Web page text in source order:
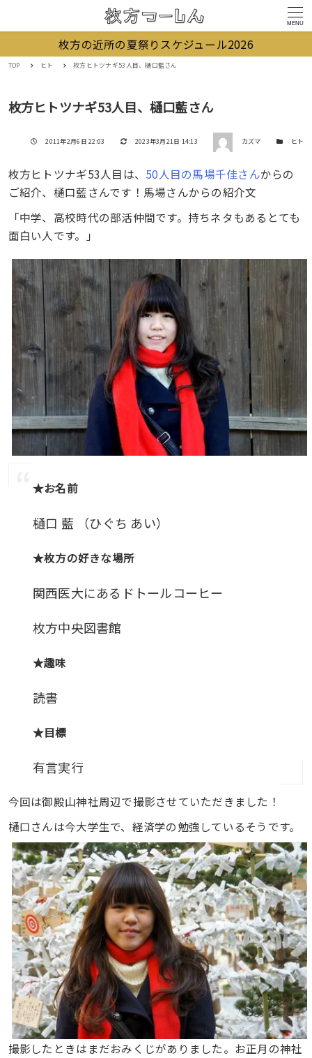
MENU
枚方の近所の夏祭りスケジュール2026
TOP ヒト 枚方ヒトツナギ53人目、樋口藍さん
枚方ヒトツナギ53人目、樋口藍さん
投稿日
2011年2月6日 22:03 更新日
2023年3月21日 14:13 著者 カズマ カテゴリー
ヒト
枚方ヒトツナギ53人目は、 50人目の馬場千佳さんからの
ご紹介、樋口藍さんです！馬場さんからの紹介文
「中学、高校時代の部活仲間です。持ちネタもあるとても
面白い人です。」
★お名前
樋口 藍 （ひぐち あい）
★枚方の好きな場所
関西医大にあるドトールコーヒー
枚方中央図書館
★趣味
読書
★目標
有言実行
今回は御殿山神社周辺で撮影させていただきました！
樋口さんは今大学生で、経済学の勉強しているそうです。
撮影したときはまだおみくじがありました。お正月の神社